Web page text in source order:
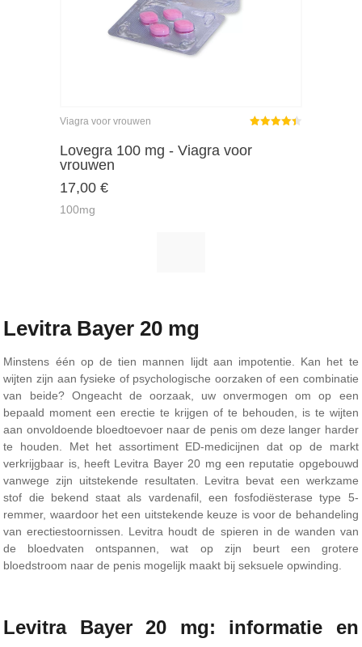
Viagra voor vrouwen
4.36
Lovegra 100 mg - Viagra voor
vrouwen
17,00 €
100mg
Levitra Bayer 20 mg
Minstens één op de tien mannen lijdt aan impotentie. Kan het te
wijten zijn aan fysieke of psychologische oorzaken of een combinatie
van beide? Ongeacht de oorzaak, uw onvermogen om op een
bepaald moment een erectie te krijgen of te behouden, is te wijten
aan onvoldoende bloedtoevoer naar de penis om deze langer harder
te houden. Met het assortiment ED-medicijnen dat op de markt
verkrijgbaar is, heeft Levitra Bayer 20 mg een reputatie opgebouwd
vanwege zijn uitstekende resultaten. Levitra bevat een werkzame
stof die bekend staat als vardenafil, een fosfodiësterase type 5-
remmer, waardoor het een uitstekende keuze is voor de behandeling
van erectiestoornissen. Levitra houdt de spieren in de wanden van
de bloedvaten ontspannen, wat op zijn beurt een grotere
bloedstroom naar de penis mogelijk maakt bij seksuele opwinding.
Levitra Bayer 20 mg: informatie en